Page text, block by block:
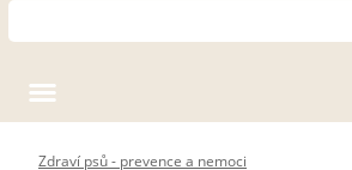
Zdraví psů - prevence a nemoci